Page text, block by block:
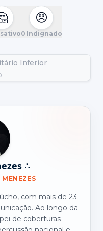
😠
0 Indignado
Inferior
∴
MENEZES
com mais de 23
Ao longo da
de coberturas